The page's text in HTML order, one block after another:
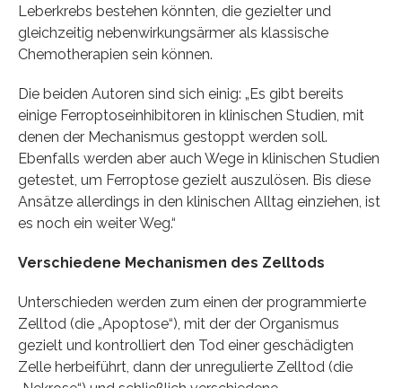
Leberkrebs bestehen könnten, die gezielter und
gleichzeitig nebenwirkungsärmer als klassische
Chemotherapien sein können.
Die beiden Autoren sind sich einig: „Es gibt bereits
einige Ferroptoseinhibitoren in klinischen Studien, mit
denen der Mechanismus gestoppt werden soll.
Ebenfalls werden aber auch Wege in klinischen Studien
getestet, um Ferroptose gezielt auszulösen. Bis diese
Ansätze allerdings in den klinischen Alltag einziehen, ist
es noch ein weiter Weg.“
Verschiedene Mechanismen des Zelltods
Unterschieden werden zum einen der programmierte
Zelltod (die „Apoptose“), mit der der Organismus
gezielt und kontrolliert den Tod einer geschädigten
Zelle herbeiführt, dann der unregulierte Zelltod (die